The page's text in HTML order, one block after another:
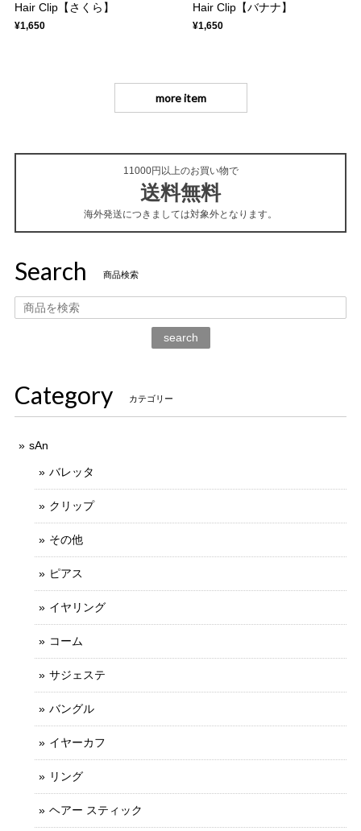
Hair Clip【さくら】
¥1,650
Hair Clip【バナナ】
¥1,650
more item
11000円以上のお買い物で
送料無料
海外発送につきましては対象外となります。
Search 商品検索
search
Category カテゴリー
sAn
バレッタ
クリップ
その他
ピアス
イヤリング
コーム
サジェステ
バングル
イヤーカフ
リング
ヘアー スティック